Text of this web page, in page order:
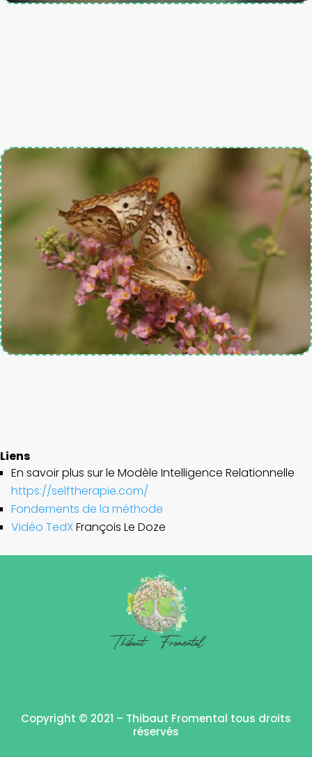
Liens
En savoir plus sur le Modèle Intelligence Relationnelle
https://selftherapie.com/
Fondements de la méthode
Vidéo TedXFrançois Le Doze
Copyright © 2021 – Thibaut Fromental tous droits
réservés